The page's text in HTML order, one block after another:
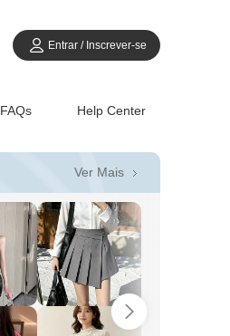
Entrar / Inscrever-se
FAQs Help Center
Ver Mais 